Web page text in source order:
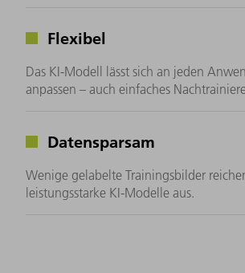
Flexibel
Das KI-Modell lässt sich an jeden
anpassen – auch einfaches
Datensparsam
Wenige gelabelte Trainingsbilder
leistungsstarke KI-Modelle aus.